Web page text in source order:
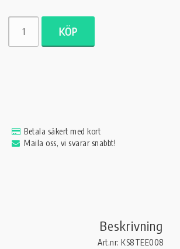
KÖP
Betala säkert med kort
Maila oss, vi svarar snabbt!
Beskrivning
Art.nr: KS8TEE008